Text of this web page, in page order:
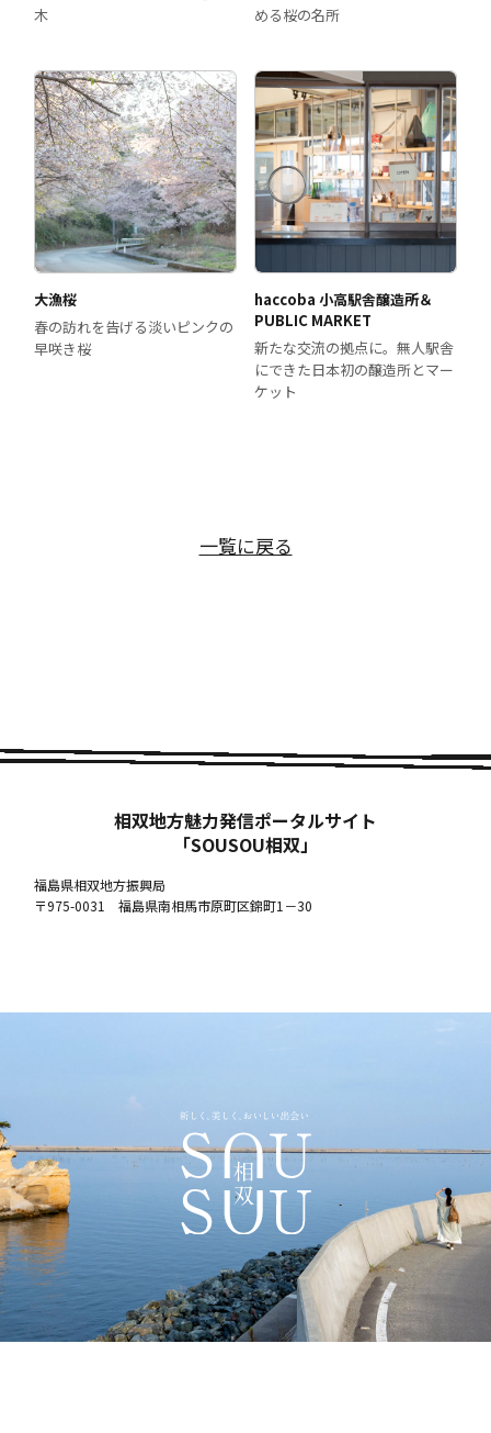
木
める桜の名所
大漁桜
春の訪れを告げる淡いピンクの
早咲き桜
haccoba 小高駅舎醸造所＆
PUBLIC MARKET
新たな交流の拠点に。無人駅舎
にできた日本初の醸造所とマー
ケット
一覧に戻る
相双地方魅力発信ポータルサイト
「SOUSOU相双」
福島県相双地方振興局
〒975-0031 福島県南相馬市原町区錦町1－30